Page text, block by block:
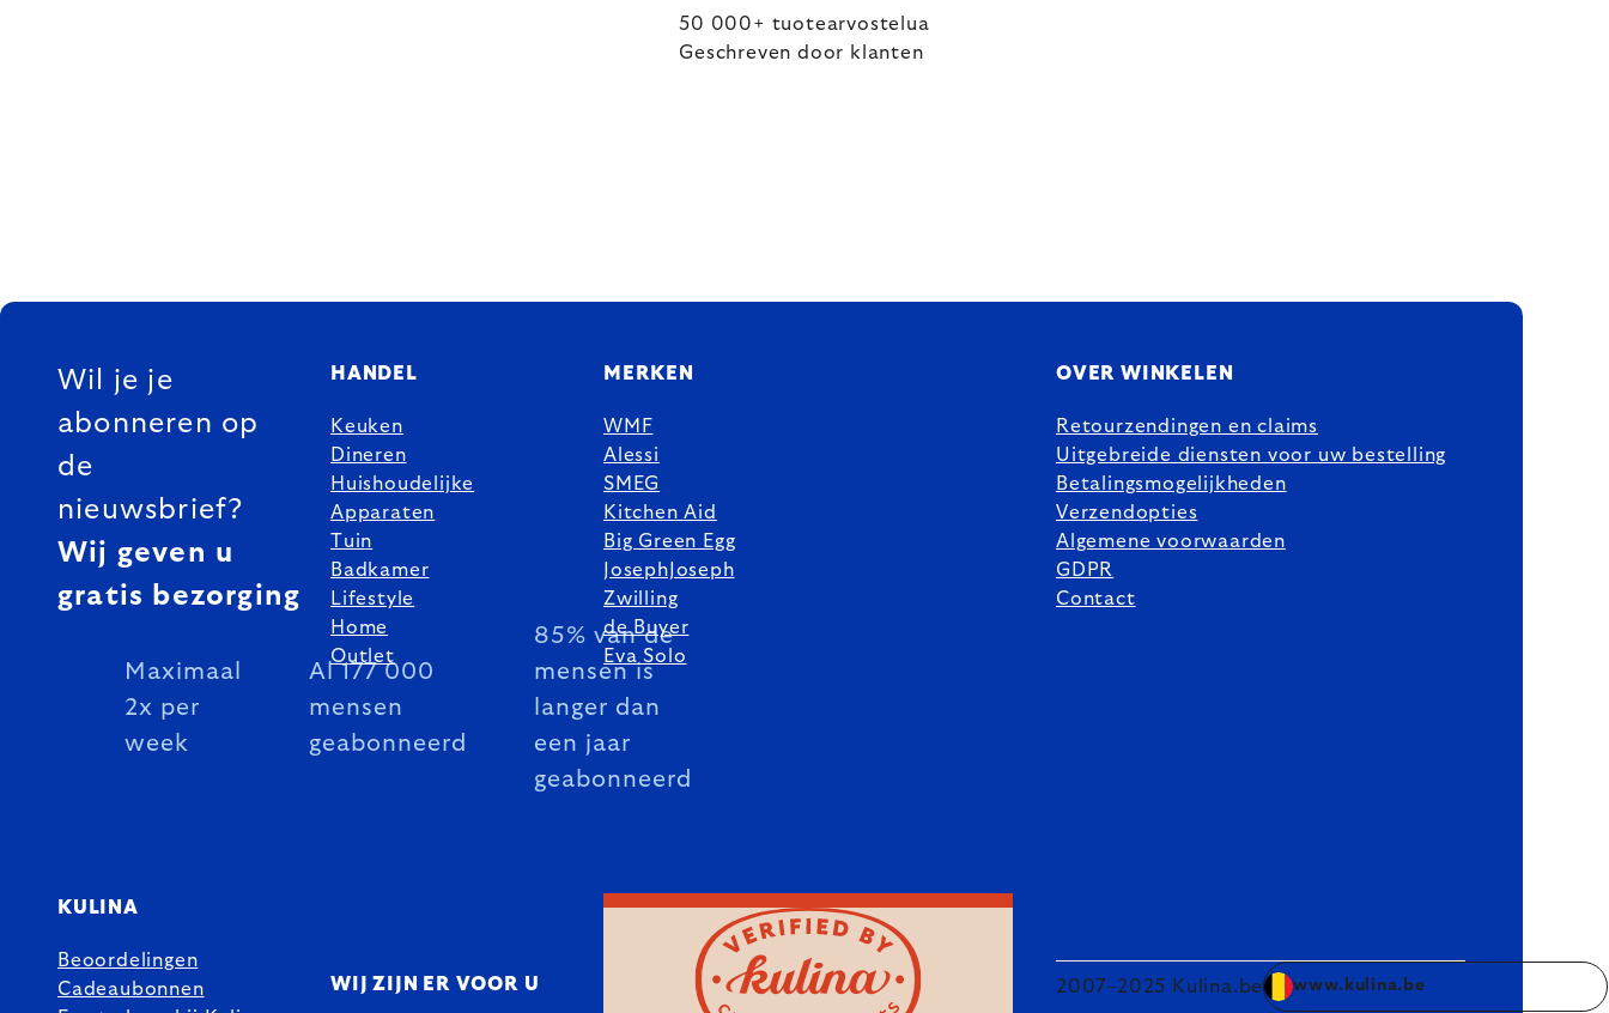
50 000+ tuotearvostelua
Geschreven door klanten
FOOTER
Wil je je
abonneren op
de
nieuwsbrief?
Wij geven u
gratis bezorging
Maximaal
2x per
week
Al 177 000
mensen
geabonneerd
85% van de
mensen is
langer dan
een jaar
geabonneerd
HANDEL
Keuken
Dineren
Huishoudelijke
Apparaten
Tuin
Badkamer
Lifestyle
Home
Outlet
MERKEN
WMF
Alessi
SMEG
Kitchen Aid
Big Green Egg
JosephJoseph
Zwilling
de Buyer
Eva Solo
OVER WINKELEN
Retourzendingen en claims
Uitgebreide diensten voor uw bestelling
Betalingsmogelijkheden
Verzendopties
Algemene voorwaarden
GDPR
Contact
KULINA
Beoordelingen
Cadeaubonnen
WIJ ZIJN ER VOOR U 2007–2025 Kulina.be www.kulina.be